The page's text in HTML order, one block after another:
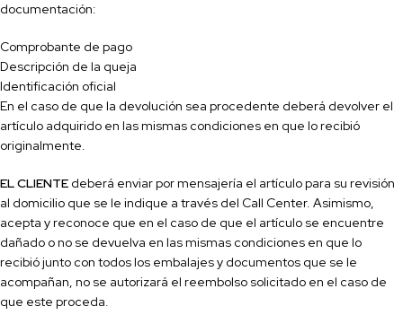
documentación:
Comprobante de pago
Descripción de la queja
Identificación oficial
En el caso de que la devolución sea procedente deberá devolver el
artículo adquirido en las mismas condiciones en que lo recibió
originalmente.
EL CLIENTE deberá enviar por mensajería el artículo para su revisión
al domicilio que se le indique a través del Call Center. Asimismo,
acepta y reconoce que en el caso de que el artículo se encuentre
dañado o no se devuelva en las mismas condiciones en que lo
recibió junto con todos los embalajes y documentos que se le
acompañan, no se autorizará el reembolso solicitado en el caso de
que este proceda.